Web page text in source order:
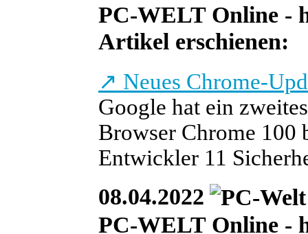
PC-WELT Online -
Artikel erschienen:
↗ Neues Chrome-
Google hat ein
Browser Chrome 100
Entwickler 11
08.04.2022
PC-WELT Online -